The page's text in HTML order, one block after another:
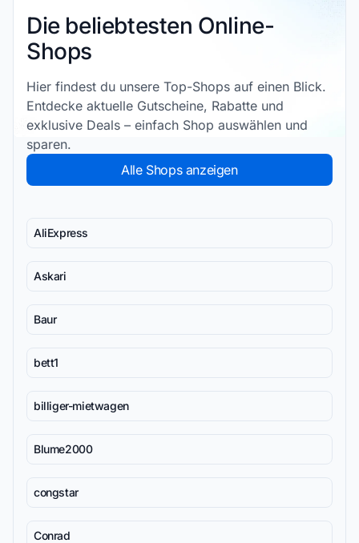
Die beliebtesten Online-
Shops
Hier findest du unsere Top-Shops auf einen Blick.
Entdecke aktuelle Gutscheine, Rabatte und
exklusive Deals – einfach Shop auswählen und
sparen.
Alle Shops anzeigen
AliExpress
Askari
Baur
bett1
billiger-mietwagen
Blume2000
congstar
Conrad